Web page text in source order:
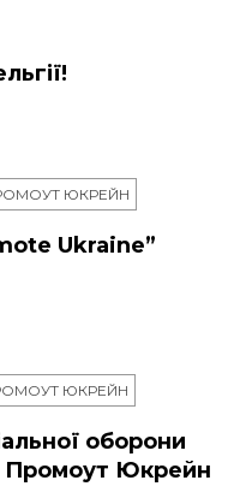
ЮКРЕЙН
Ukraine”
ЮКРЕЙН
оборони
Промоут Юкрейн